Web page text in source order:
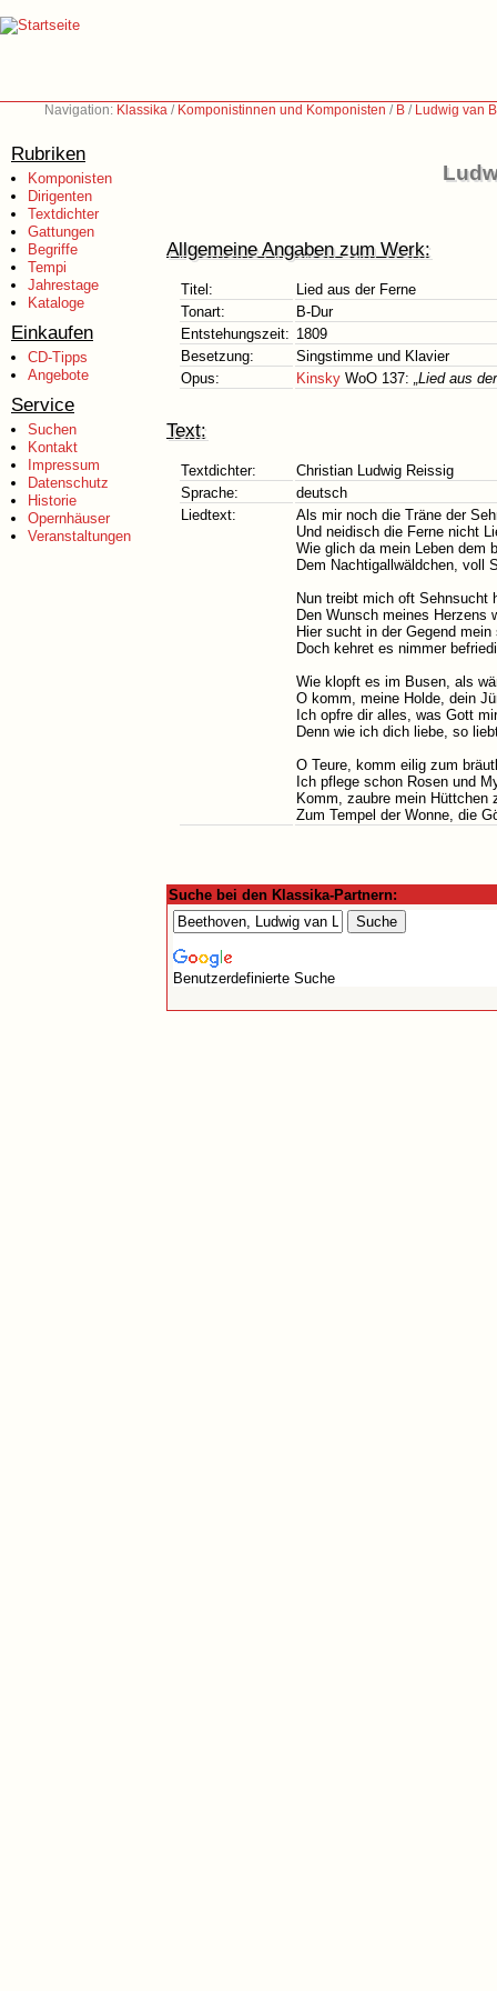
Navigation: Klassika / Komponistinnen und Komponisten / B / Ludwig van
Rubriken
Komponisten
Dirigenten
Textdichter
Gattungen
Begriffe
Tempi
Jahrestage
Kataloge
Einkaufen
CD-Tipps
Angebote
Service
Suchen
Kontakt
Impressum
Datenschutz
Historie
Opernhäuser
Veranstaltungen
Allgemeine Angaben zum Werk:
Titel:
Lied aus der Ferne
Tonart:
B-Dur
Entstehungszeit: 1809
Besetzung:
Singstimme und Klavier
Opus:
Kinsky WoO 137: „Lied aus
Text:
Textdichter:
Christian Ludwig Reissig
Sprache:
deutsch
Liedtext:
Als mir noch die Träne der
Und neidisch die Ferne nicht
Wie glich da mein Leben dem
Dem Nachtigallwäldchen, voll
Nun treibt mich oft Sehnsucht
Den Wunsch meines Herzens
Hier sucht in der Gegend
Doch kehret es nimmer
Wie klopft es im Busen, als
O komm, meine Holde, dein
Ich opfre dir alles, was Gott
Denn wie ich dich liebe, so
O Teure, komm eilig zum
Ich pflege schon Rosen und
Komm, zaubre mein Hüttchen
Zum Tempel der Wonne, die
Suche bei den Klassika-Partnern:
Benutzerdefinierte Suche